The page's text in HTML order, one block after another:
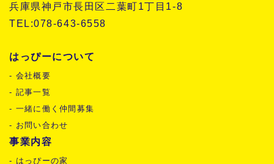
兵庫県神戸市長田区二葉町1丁目1-8
TEL:078-643-6558
はっぴーについて
- 会社概要
- 記事一覧
- 一緒に働く仲間募集
- お問い合わせ
事業内容
- はっぴーの家